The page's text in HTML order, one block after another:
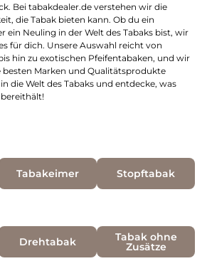
Bei tabakdealer.de verstehen wir die
die Tabak bieten kann. Ob du ein
ein Neuling in der Welt des Tabaks bist, wir
für dich. Unsere Auswahl reicht von
hin zu exotischen Pfeifentabaken, und wir
besten Marken und Qualitätsprodukte
die Welt des Tabaks und entdecke, was
Tabakeimer Stopftabak
Drehtabak
Tabak ohne
Zusätze